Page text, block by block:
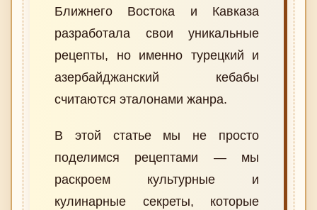
Ближнего Востока и Кавказа
разработала свои уникальные
рецепты, но именно турецкий и
азербайджанский кебабы
считаются эталонами жанра.
В этой статье мы не просто
поделимся рецептами — мы
раскроем культурные и
кулинарные секреты, которые